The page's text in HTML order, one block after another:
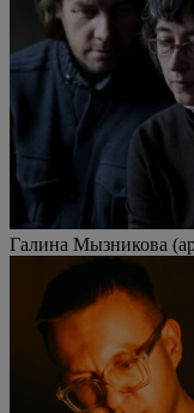
Галина Мызникова